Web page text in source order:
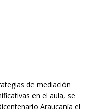
de mediación
en el aula, se
Araucanía el